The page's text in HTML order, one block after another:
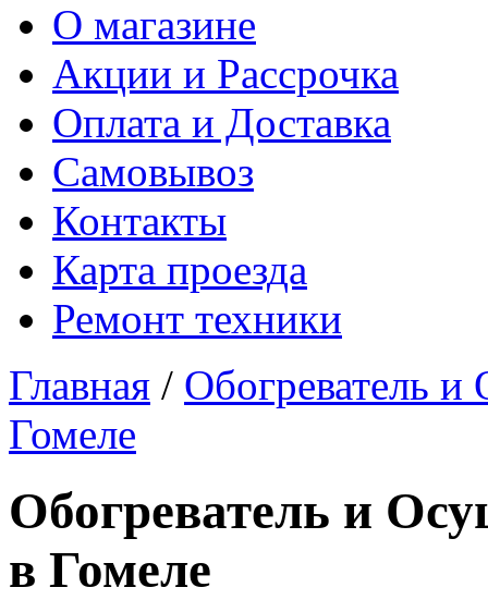
О магазине
Акции и Рассрочка
Оплата и Доставка
Самовывоз
Контакты
Карта проезда
Ремонт техники
Главная / Обогреватель и
Гомеле
Обогреватель и
в Гомеле